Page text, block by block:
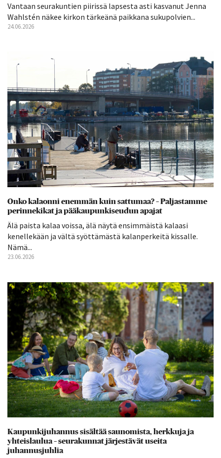
Vantaan seurakuntien piirissä lapsesta asti kasvanut Jenna
Wahlstén näkee kirkon tärkeänä paikkana sukupolvien...
24.06.2026
Onko kalaonni enemmän kuin sattumaa? – Paljastamme
perinnekikat ja pääkaupunkiseudun apajat
Älä paista kalaa voissa, älä näytä ensimmäistä kalaasi
kenellekään ja vältä syöttämästä kalanperkeitä kissalle.
Nämä...
23.06.2026
Kaupunkijuhannus sisältää saunomista, herkkuja ja
yhteislaulua – seurakunnat järjestävät useita
juhannusjuhlia